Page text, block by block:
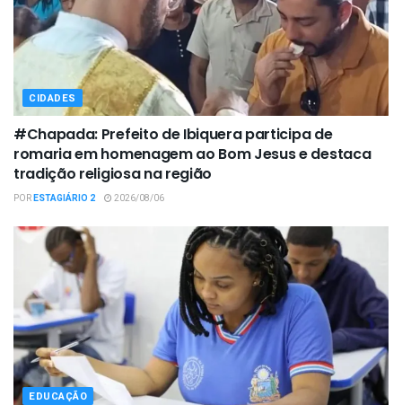
CIDADES
#Chapada: Prefeito de Ibiquera participa de
romaria em homenagem ao Bom Jesus e destaca
tradição religiosa na região
PORESTAGIÁRIO 2 2026/08/06
EDUCAÇÃO